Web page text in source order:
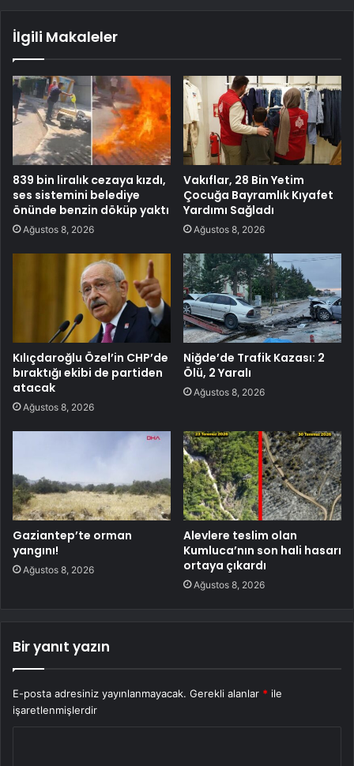
İlgili Makaleler
839 bin liralık cezaya kızdı,
ses sistemini belediye
önünde benzin döküp yaktı
Ağustos 8, 2026
Vakıflar, 28 Bin Yetim
Çocuğa Bayramlık Kıyafet
Yardımı Sağladı
Ağustos 8, 2026
Kılıçdaroğlu Özel’in CHP’de
bıraktığı ekibi de partiden
atacak
Ağustos 8, 2026
Niğde’de Trafik Kazası: 2
Ölü, 2 Yaralı
Ağustos 8, 2026
Gaziantep’te orman
yangını!
Ağustos 8, 2026
Alevlere teslim olan
Kumluca’nın son hali hasarı
ortaya çıkardı
Ağustos 8, 2026
Bir yanıt yazın
E-posta adresiniz yayınlanmayacak. Gerekli alanlar * ile
işaretlenmişlerdir